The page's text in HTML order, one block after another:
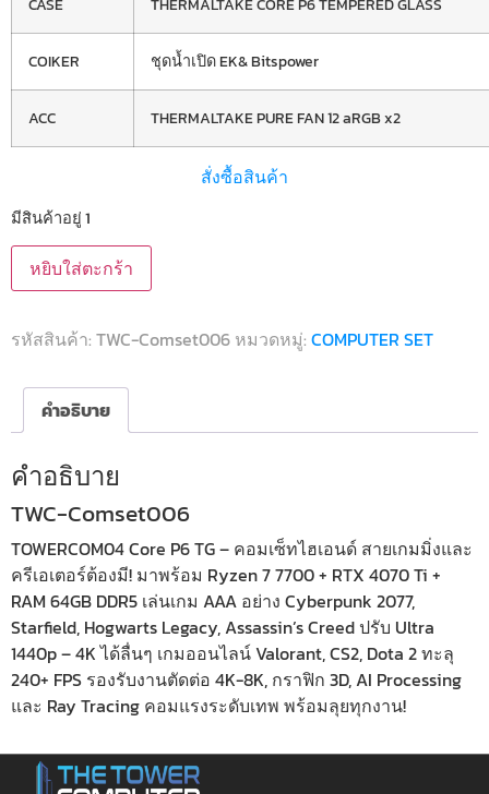
COIKER ชุดน้ำเปิด EK& Bitspower
ACC THERMALTAKE PURE FAN 12 aRGB x2
สั่งซื้อสินค้า
มีสินค้าอยู่ 1
หยิบใส่ตะกร้า
รหัสสินค้า: TWC-Comset006 หมวดหมู่: COMPUTER SET
คำอธิบาย
คำอธิบาย
TWC-Comset006
TOWERCOM04 Core P6 TG – คอมเซ็ทไฮเอนด์ สายเกมมิ่งและ
ครีเอเตอร์ต้องมี! มาพร้อม Ryzen 7 7700 + RTX 4070 Ti +
RAM 64GB DDR5 เล่นเกม AAA อย่าง Cyberpunk 2077,
Starfield, Hogwarts Legacy, Assassin’s Creed ปรับ Ultra
1440p – 4K ได้ลื่นๆ เกมออนไลน์ Valorant, CS2, Dota 2 ทะลุ
240+ FPS รองรับงานตัดต่อ 4K-8K, กราฟิก 3D, AI Processing
และ Ray Tracing คอมแรงระดับเทพ พร้อมลุยทุกงาน!